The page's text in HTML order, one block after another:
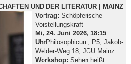
UND DER LITERATUR
MAINZ
Vortrag: Schöpferische
Vorstellungskraft
Mi, 24. Juni 2026, 18:15
UhrPhilosophicum, P5, Jakob-
Welder-Weg 18, JGU Mainz
Workshop: Sehen heißt